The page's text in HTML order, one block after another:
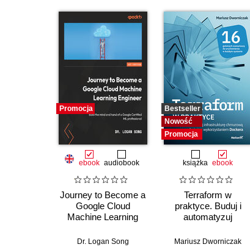
Promocja
ebook audiobook
Journey to Become a
Google Cloud
Machine Learning
mind and hand of a
Dr. Logan Song
Bestseller
Nowość
Promocja
książka ebook
Terraform w
praktyce. Buduj i
automatyzuj
chmurową oraz
Mariusz Dworniczak